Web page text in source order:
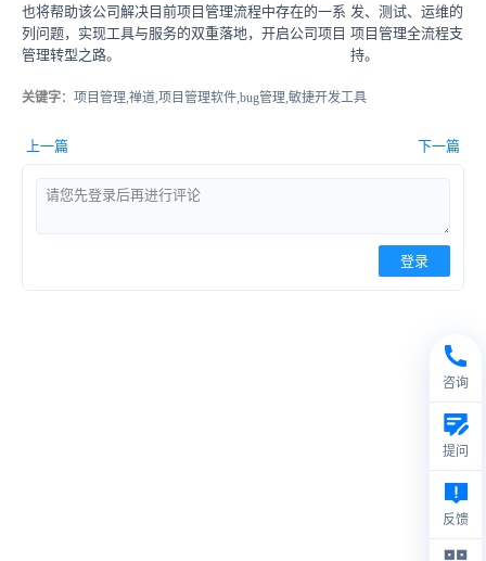
发、测试、运维的
项目管理全流程支
持。
也将帮助该公司解决目前项目管理流程中存在的一系
列问题，实现工具与服务的双重落地，开启公司项目
管理转型之路。
关键字：项目管理,禅道,项目管理软件,bug管理,敏捷开发工具
上一篇 下一篇
登录
咨询
提问
反馈